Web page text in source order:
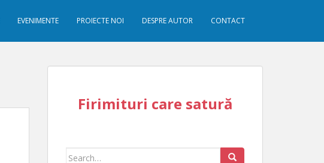
EVENIMENTE PROIECTE NOI DESPRE AUTOR CONTACT
Firimituri care satură
Search